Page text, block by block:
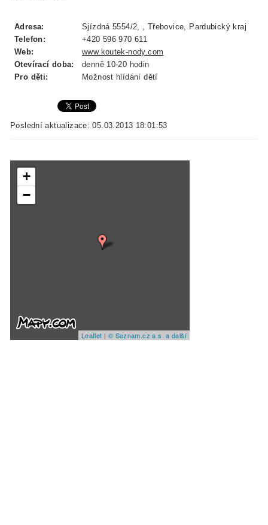
Adresa:
Sjízdná 5554/2, , Třebovice, Pardubický kraj
Telefon:
+420 596 970 611
Web:
www.koutek-nody.com
Otevírací doba:
denně 10-20 hodin
Pro děti:
Možnost hlídání dětí
Poslední aktualizace: 05.03.2013 18:01:53
+
−
Leaflet | © Seznam.cz a.s. a další